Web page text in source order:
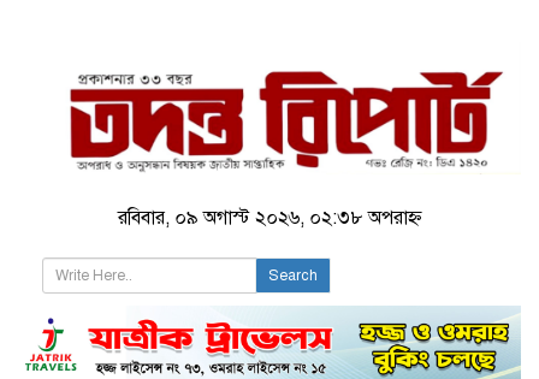
রবিবার, ০৯ অগাস্ট ২০২৬, ০২:৩৮ অপরাহ্ন
Search